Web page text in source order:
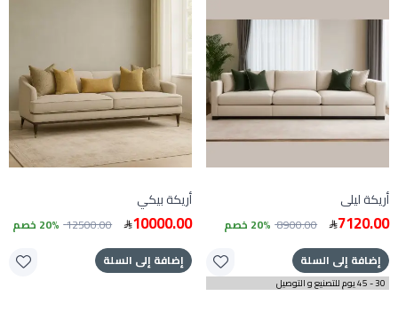
أريكة ليلى
7120.00
8900.00 20% خصم
إضافة إلى السلة
30 - 45 يوم للتصنيع و التوصيل
أريكة بيكي
10000.00
12500.00 20% خصم
إضافة إلى السلة